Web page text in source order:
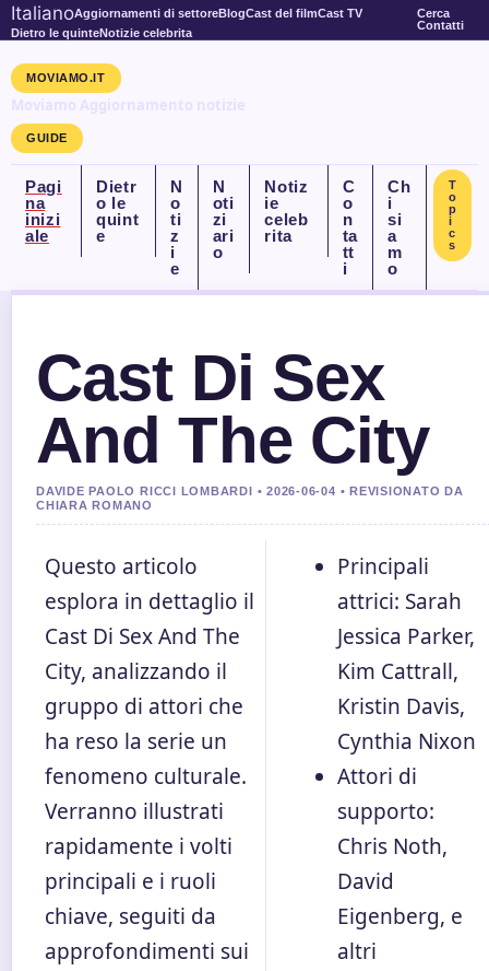
ItalianoAggiornamenti di settoreBlogCast del filmCast TV
Dietro le quinteNotizie celebrita
Cerca
Contatti
MOVIAMO.IT
Moviamo Aggiornamento notizie
GUIDE
Pagi
na
inizi
ale
Dietr
o le
quint
e
N
o
ti
z
i
e
N
oti
zi
ari
o
Notiz
ie
celeb
rita
C
o
n
ta
tt
i
Ch
i
si
a
m
o
T
o
p
i
c
s
Cast Di Sex
And The City
DAVIDE PAOLO RICCI LOMBARDI • 2026-06-04 • REVISIONATO DA
CHIARA ROMANO
Questo articolo
esplora in dettaglio il
Cast Di Sex And The
City, analizzando il
gruppo di attori che
ha reso la serie un
fenomeno culturale.
Verranno illustrati
rapidamente i volti
principali e i ruoli
chiave, seguiti da
approfondimenti sui
Principali
attrici: Sarah
Jessica Parker,
Kim Cattrall,
Kristin Davis,
Cynthia Nixon
Attori di
supporto:
Chris Noth,
David
Eigenberg, e
altri